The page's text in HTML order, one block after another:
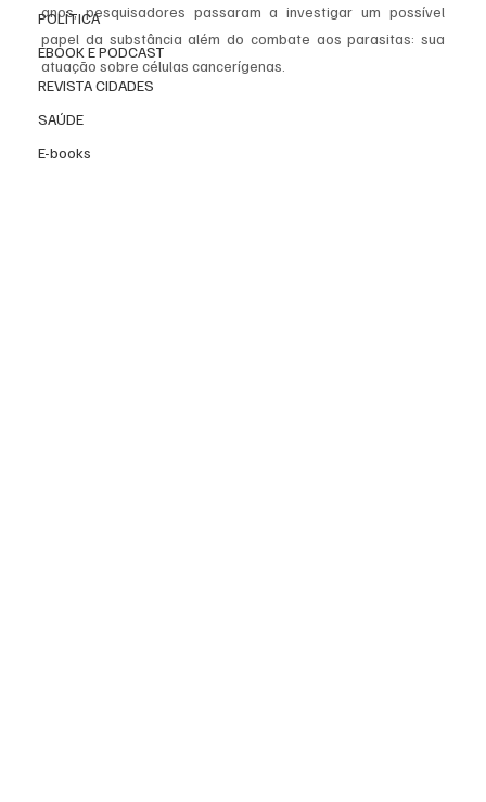
POLÍTICA
EBOOK E PODCAST
REVISTA CIDADES
SAÚDE
E-books
anos, pesquisadores passaram a investigar um possível
papel da substância além do combate aos parasitas: sua
atuação sobre células cancerígenas.